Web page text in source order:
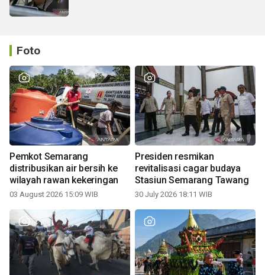
Foto
Pemkot Semarang
distribusikan air bersih ke
wilayah rawan kekeringan
03 August 2026 15:09 WIB
Presiden resmikan
revitalisasi cagar budaya
Stasiun Semarang Tawang
30 July 2026 18:11 WIB